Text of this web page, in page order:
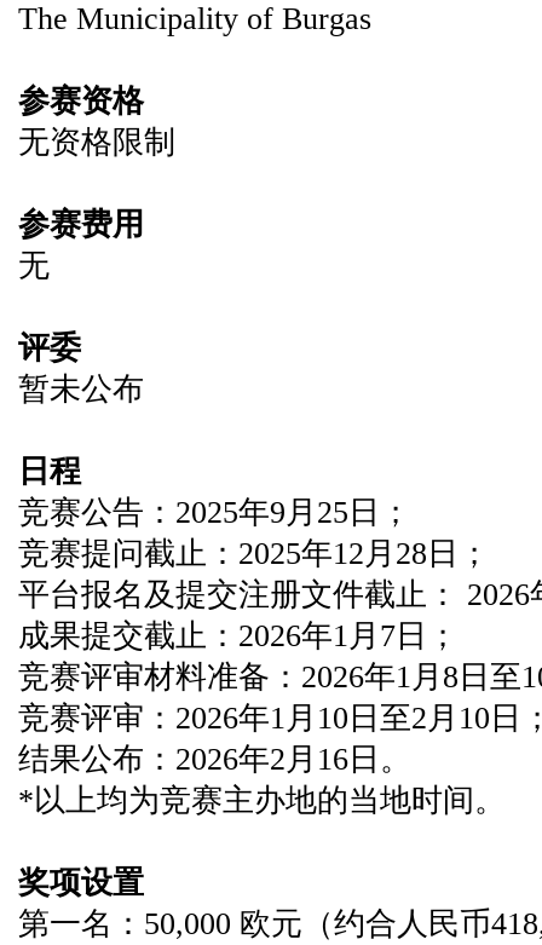
The Municipality of Burgas
参赛资格
无资格限制
参赛费用
无
评委
暂未公布
日程
竞赛公告：2025年9月25日；
竞赛提问截止：2025年12月28日；
平台报名及提交注册文件截止：
成果提交截止：2026年1月7日；
竞赛评审材料准备：2026年1月8日至
竞赛评审：2026年1月10日至2月10日
结果公布：2026年2月16日。
*以上均为竞赛主办地的当地时间。
奖项设置
第一名：50,000 欧元（约合人民币